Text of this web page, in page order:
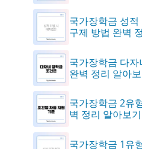
국가장학금 성적
구제 방법 완벽
국가장학금 다자
완벽 정리 알아
국가장학금 2유
벽 정리 알아보기
국가장학금 1유